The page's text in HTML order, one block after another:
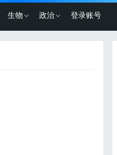
生物 政治 登录账号